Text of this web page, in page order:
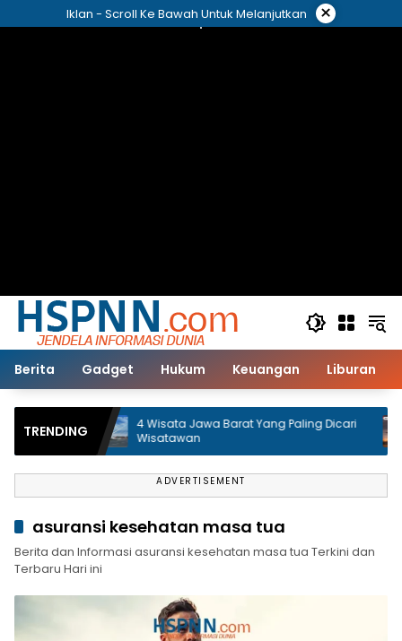
ke
Iklan - Scroll Ke Bawah Untuk Melanjutkan ×
Berita Gadget Hukum Keuangan Liburan
TRENDING
4 Wisata Jawa Barat Yang Paling Dicari
Wisatawan
ADVERTISEMENT
asuransi kesehatan masa tua
Berita dan Informasi asuransi kesehatan masa tua Terkini dan
Terbaru Hari ini